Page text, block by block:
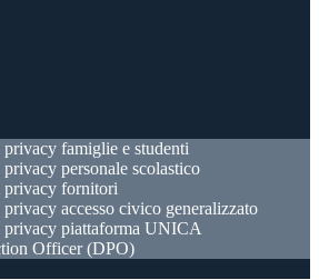
famiglie e studenti
personale scolastico
privacy fornitori
accesso civico generalizzato
privacy piattaforma UNICA
Officer (DPO)